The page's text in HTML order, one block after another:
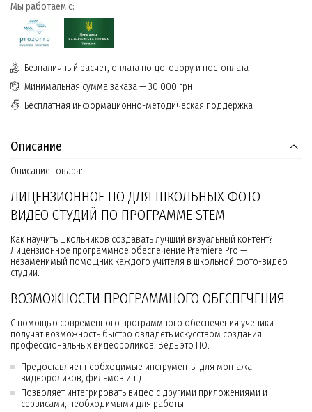
Мы работаем с:
Безналичный расчет, оплата по договору и постоплата
Минимальная сумма заказа — 30 000 грн
Бесплатная информационно-методическая поддержка
Описание
Описание товара:
ЛИЦЕНЗИОННОЕ ПО ДЛЯ ШКОЛЬНЫХ ФОТО-
ВИДЕО СТУДИЙ ПО ПРОГРАММЕ STEM
Как научить школьников создавать лучший визуальный контент?
Лицензионное программное обеспечение Premiere Pro —
незаменимый помощник каждого учителя в школьной фото-видео
студии.
ВОЗМОЖНОСТИ ПРОГРАММНОГО ОБЕСПЕЧЕНИЯ
С помощью современного программного обеспечения ученики
получат возможность быстро овладеть искусством создания
профессиональных видеороликов. Ведь это ПО:
Предоставляет необходимые инструменты для монтажа
видеороликов, фильмов и т.д.
Позволяет интегрировать видео с другими приложениями и
сервисами, необходимыми для работы